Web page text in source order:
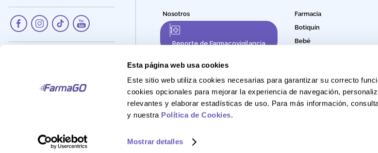
Esta página web usa cookies
Este sitio web utiliza cookies necesarias para garantizar su correcto
cookies opcionales para mejorar la experiencia de navegación,
relevantes y elaborar estadísticas de uso. Para más información,
y nuestra Política de Cookies.
Mostrar detalles
Teléfono:
Nosotros
Reporte de Farmacovigilancia
Farmacia
Botiquín
Bebé
Productos Naturales
Bebidas Funcionales